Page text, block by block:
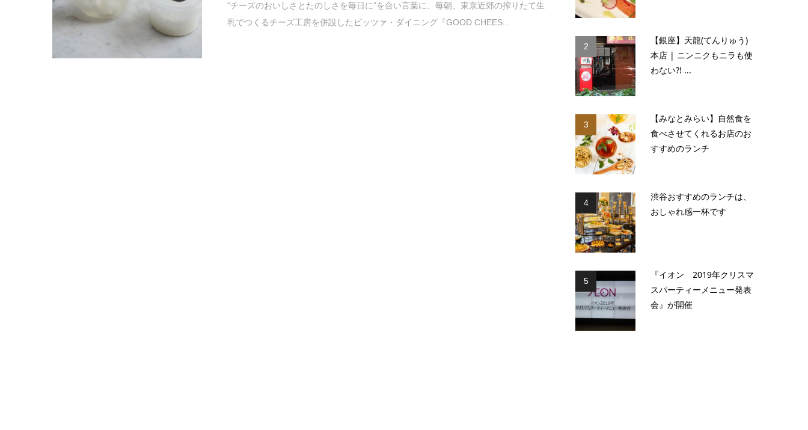
“チーズのおいしさとたのしさを毎日に”を合い言葉に、毎朝、東京近郊の搾りたて生
乳でつくるチーズ工房を併設したピッツァ・ダイニング『GOOD CHEES...
2
【銀座】天龍(てんりゅう)
本店 | ニンニクもニラも使
わない?! ...
3
【みなとみらい】自然食を
食べさせてくれるお店のお
すすめのランチ
4
渋谷おすすめのランチは、
おしゃれ感一杯です
5
『イオン 2019年クリスマ
スパーティーメニュー発表
会』が開催